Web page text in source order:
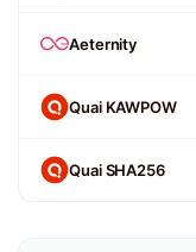
Aeternity
Quai KAWPOW
Quai SHA256